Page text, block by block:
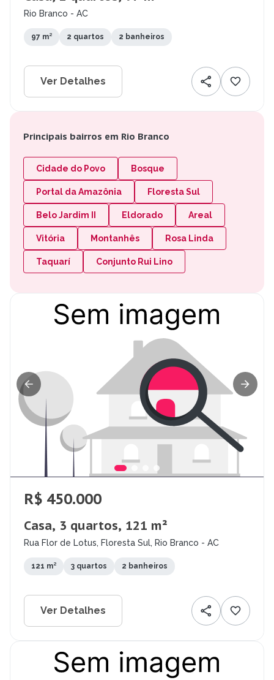
Rio Branco - AC
97 m² 2 quartos 2 banheiros
Ver Detalhes
Principais bairros em Rio Branco
Cidade do Povo Bosque
Portal da Amazônia Floresta Sul
Belo Jardim II Eldorado Areal
Vitória Montanhês Rosa Linda
Taquarí Conjunto Rui Lino
R$ 450.000
Casa, 3 quartos, 121 m²
Rua Flor de Lotus, Floresta Sul, Rio Branco - AC
121 m² 3 quartos 2 banheiros
Ver Detalhes